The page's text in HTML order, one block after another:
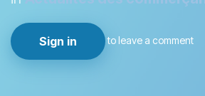
Sign in to leave a comment